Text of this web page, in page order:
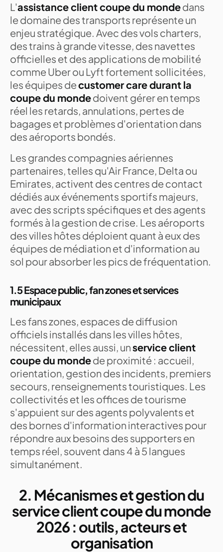
L'assistance client coupe du mondedans
le domaine des transports représente un
enjeu stratégique. Avec des vols charters,
des trains à grande vitesse, des navettes
officielles et des applications de mobilité
comme Uber ou Lyft fortement sollicitées,
les équipes decustomer care durant la
coupe du mondedoivent gérer en temps
réel les retards, annulations, pertes de
bagages et problèmes d'orientation dans
des aéroports bondés.
Les grandes compagnies aériennes
partenaires, telles qu'Air France, Delta ou
Emirates, activent des centres de contact
dédiés aux événements sportifs majeurs,
avec des scripts spécifiques et des agents
formés à la gestion de crise. Les aéroports
des villes hôtes déploient quant à eux des
équipes de médiation et d'information au
sol pour absorber les pics de fréquentation.
1.5 Espace public, fan zones et services
municipaux
Les fans zones, espaces de diffusion
officiels installés dans les villes hôtes,
nécessitent, elles aussi, unservice client
coupe du mondede proximité : accueil,
orientation, gestion des incidents, premiers
secours, renseignements touristiques. Les
collectivités et les offices de tourisme
s'appuient sur des agents polyvalents et
des bornes d'information interactives pour
répondre aux besoins des supporters en
temps réel, souvent dans 4 à 5 langues
simultanément.
2. Mécanismes et gestion du
service client coupe du monde
2026 : outils, acteurs et
organisation